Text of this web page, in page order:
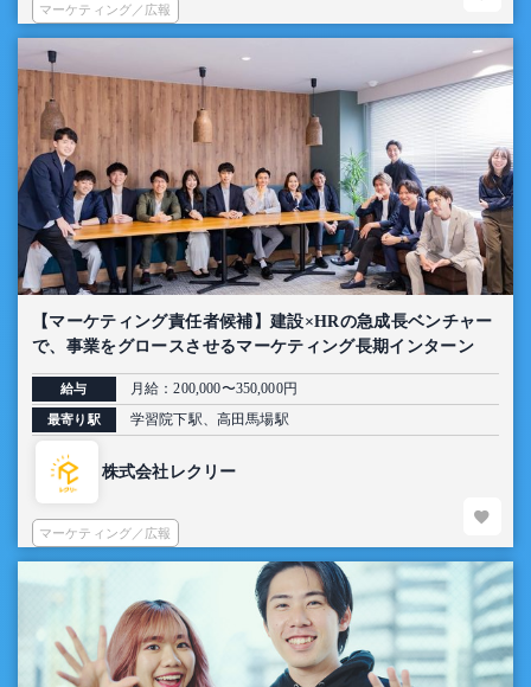
マーケティング／広報
【マーケティング責任者候補】建設×HRの急成長ベンチャー
で、事業をグロースさせるマーケティング長期インターン
給与 月給：200,000〜350,000円
最寄り駅 学習院下駅、高田馬場駅
株式会社レクリー
マーケティング／広報